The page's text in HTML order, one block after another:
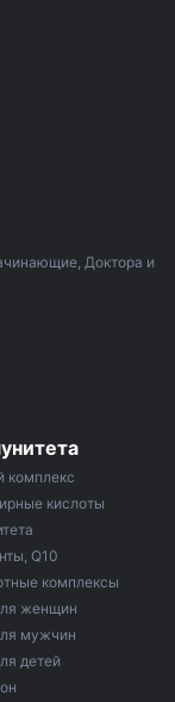
Доктора и
комплекс
кислоты
Q10
комплексы
женщин
мужчин
детей